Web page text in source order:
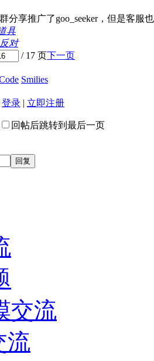
分享推广了goo_seeker，但是客服
具
反对
/ 17 页下一页
Smilies
登录 | 立即注册
回帖后跳转到最后一页
回复
交流
流